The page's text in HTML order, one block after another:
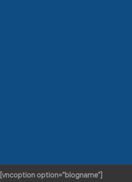
[vncoption option="blogname"]